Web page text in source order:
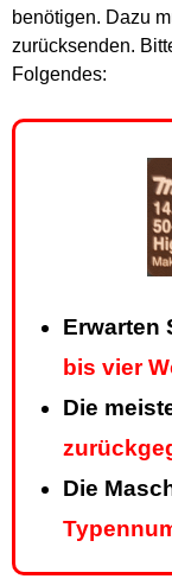
benötigen. Dazu
zurücksenden.
Folgendes:
Erwarten
bis vier
Die
Die